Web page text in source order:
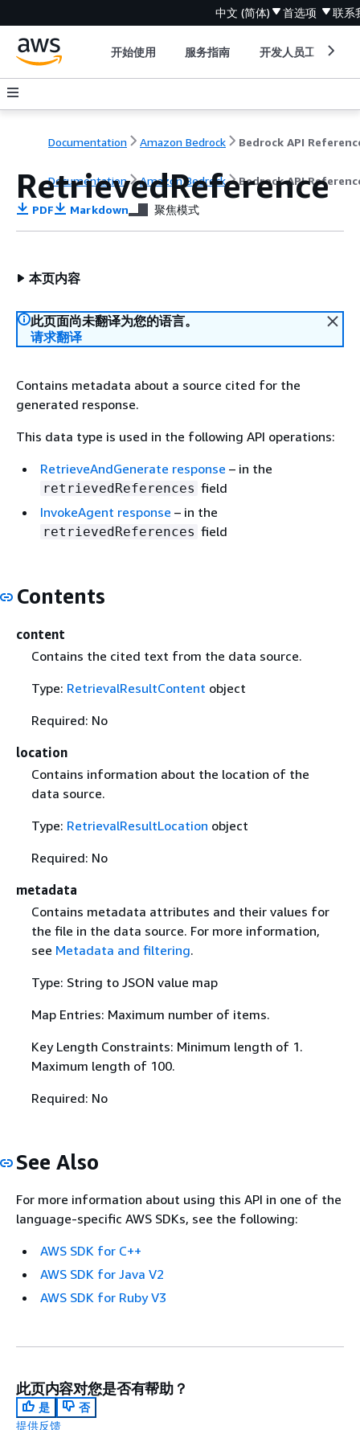
中文 (简体) 首选项 联系
开始使用 服务指南 开发人员工具
Documentation Amazon Bedrock Bedrock API
Documentation Amazon Bedrock Bedrock API
RetrievedReference
PDF Markdown 聚焦模式
本页内容
此页面尚未翻译为您的语言。
请求翻译
Contains metadata about a source cited for the
generated response.
This data type is used in the following API operations:
RetrieveAndGenerate response – in the
retrievedReferences field
InvokeAgent response – in the
retrievedReferences field
Contents
content
Contains the cited text from the data source.
Type: RetrievalResultContent object
Required: No
location
Contains information about the location of the
data source.
Type: RetrievalResultLocation object
Required: No
metadata
Contains metadata attributes and their values for
the file in the data source. For more information,
see Metadata and filtering.
Type: String to JSON value map
Map Entries: Maximum number of items.
Key Length Constraints: Minimum length of 1.
Maximum length of 100.
Required: No
See Also
For more information about using this API in one of the
language-specific AWS SDKs, see the following:
AWS SDK for C++
AWS SDK for Java V2
AWS SDK for Ruby V3
此页内容对您是否有帮助？
是
否
提供反馈